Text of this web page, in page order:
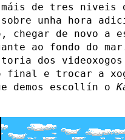
de tres niveis
unha hora
chegar de novo a
ao fondo do
dos videoxogos
final e trocar a
demos escollín o